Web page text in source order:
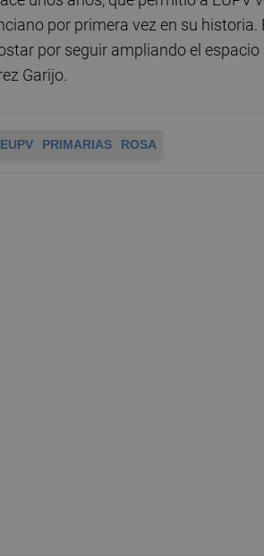
por primera vez en su
por seguir ampliando el
Garijo.
EUPV PRIMARIAS ROSA